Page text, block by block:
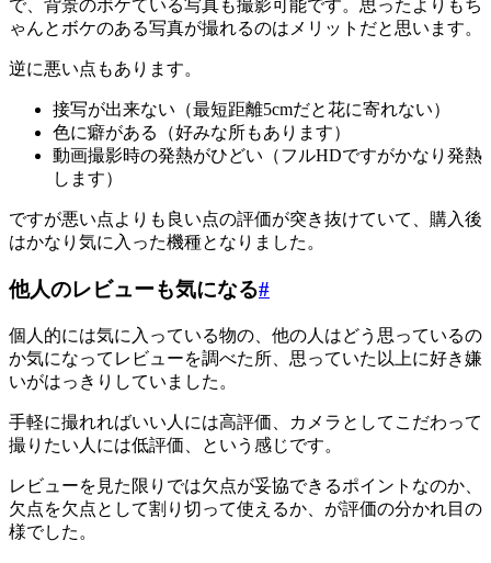
で、背景のボケている写真も撮影可能です。思ったよりもち
ゃんとボケのある写真が撮れるのはメリットだと思います。
逆に悪い点もあります。
接写が出来ない（最短距離5cmだと花に寄れない）
色に癖がある（好みな所もあります）
動画撮影時の発熱がひどい（フルHDですがかなり発熱
します）
ですが悪い点よりも良い点の評価が突き抜けていて、購入後
はかなり気に入った機種となりました。
他人のレビューも気になる#
個人的には気に入っている物の、他の人はどう思っているの
か気になってレビューを調べた所、思っていた以上に好き嫌
いがはっきりしていました。
手軽に撮れればいい人には高評価、カメラとしてこだわって
撮りたい人には低評価、という感じです。
レビューを見た限りでは欠点が妥協できるポイントなのか、
欠点を欠点として割り切って使えるか、が評価の分かれ目の
様でした。